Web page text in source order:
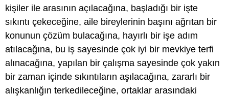
kişiler ile arasının açılacağına, başladığı bir işte
sıkıntı çekeceğine, aile bireylerinin başını ağrıtan bir
konunun çözüm bulacağına, hayırlı bir işe adım
atılacağına, bu iş sayesinde çok iyi bir mevkiye terfi
alınacağına, yapılan bir çalışma sayesinde çok yakın
bir zaman içinde sıkıntıların aşılacağına, zararlı bir
alışkanlığın terkedileceğine, ortaklar arasındaki